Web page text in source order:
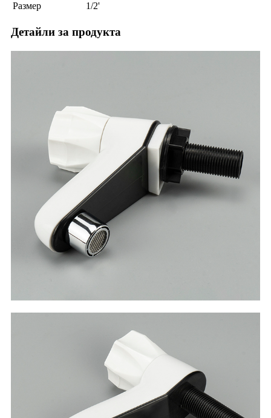
Размер
1/2'
Детайли за продукта